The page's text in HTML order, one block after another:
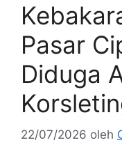
Pasar
Diduga
22/07/2026 oleh